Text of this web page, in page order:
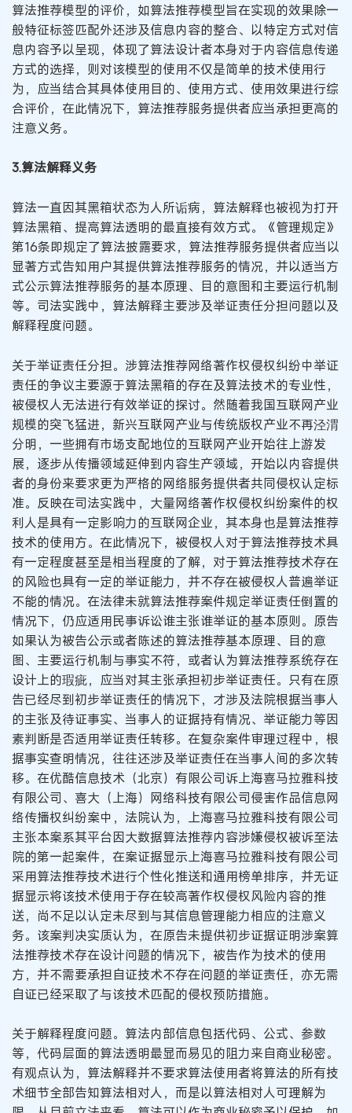
算法推荐模型的评价，如算法推荐模型旨在实现的效果除一
般特征标签匹配外还涉及信息内容的整合、以特定方式对信
息内容予以呈现，体现了算法设计者本身对于内容信息传递
方式的选择，则对该模型的使用不仅是简单的技术使用行
为，应当结合其具体使用目的、使用方式、使用效果进行综
合评价，在此情况下，算法推荐服务提供者应当承担更高的
注意义务。
3.算法解释义务
算法一直因其黑箱状态为人所诟病，算法解释也被视为打开
算法黑箱、提高算法透明的最直接有效方式。《管理规定》
第16条即规定了算法披露要求，算法推荐服务提供者应当以
显著方式告知用户其提供算法推荐服务的情况，并以适当方
式公示算法推荐服务的基本原理、目的意图和主要运行机制
等。司法实践中，算法解释主要涉及举证责任分担问题以及
解释程度问题。
关于举证责任分担。涉算法推荐网络著作权侵权纠纷中举证
责任的争议主要源于算法黑箱的存在及算法技术的专业性，
被侵权人无法进行有效举证的探讨。然随着我国互联网产业
规模的突飞猛进，新兴互联网产业与传统版权产业不再泾渭
分明，一些拥有市场支配地位的互联网产业开始往上游发
展，逐步从传播领域延伸到内容生产领域，开始以内容提供
者的身份来要求更为严格的网络服务提供者共同侵权认定标
准。反映在司法实践中，大量网络著作权侵权纠纷案件的权
利人是具有一定影响力的互联网企业，其本身也是算法推荐
技术的使用方。在此情况下，被侵权人对于算法推荐技术具
有一定程度甚至是相当程度的了解，对于算法推荐技术存在
的风险也具有一定的举证能力，并不存在被侵权人普遍举证
不能的情况。在法律未就算法推荐案件规定举证责任倒置的
情况下，仍应适用民事诉讼谁主张谁举证的基本原则。原告
如果认为被告公示或者陈述的算法推荐基本原理、目的意
图、主要运行机制与事实不符，或者认为算法推荐系统存在
设计上的瑕疵，应当对其主张承担初步举证责任。只有在原
告已经尽到初步举证责任的情况下，才涉及法院根据当事人
的主张及待证事实、当事人的证据持有情况、举证能力等因
素判断是否适用举证责任转移。在复杂案件审理过程中，根
据事实查明情况，往往还涉及举证责任在当事人间的多次转
移。在优酷信息技术（北京）有限公司诉上海喜马拉雅科技
有限公司、喜大（上海）网络科技有限公司侵害作品信息网
络传播权纠纷案中，法院认为，上海喜马拉雅科技有限公司
主张本案系其平台因大数据算法推荐内容涉嫌侵权被诉至法
院的第一起案件，在案证据显示上海喜马拉雅科技有限公司
采用算法推荐技术进行个性化推送和通用榜单排序，并无证
据显示将该技术使用于存在较高著作权侵权风险内容的推
送，尚不足以认定未尽到与其信息管理能力相应的注意义
务。该案判决实质认为，在原告未提供初步证据证明涉案算
法推荐技术存在设计问题的情况下，被告作为技术的使用
方，并不需要承担自证技术不存在问题的举证责任，亦无需
自证已经采取了与该技术匹配的侵权预防措施。
关于解释程度问题。算法内部信息包括代码、公式、参数
等，代码层面的算法透明最显而易见的阻力来自商业秘密。
有观点认为，算法解释并不要求算法使用者将算法的所有技
术细节全部告知算法相对人，而是以算法相对人可理解为